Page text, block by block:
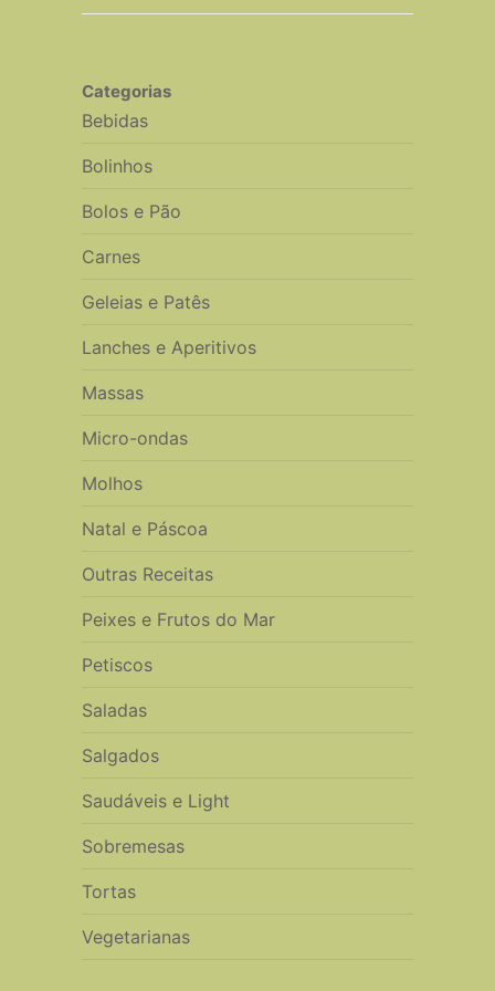
Categorias
Bebidas
Bolinhos
Bolos e Pão
Carnes
Geleias e Patês
Lanches e Aperitivos
Massas
Micro-ondas
Molhos
Natal e Páscoa
Outras Receitas
Peixes e Frutos do Mar
Petiscos
Saladas
Salgados
Saudáveis e Light
Sobremesas
Tortas
Vegetarianas